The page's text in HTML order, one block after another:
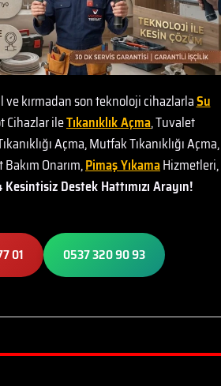
ve kırmadan son teknoloji cihazlarlaSu
Cihazlar ileTıkanıklık Açma, Tuvalet
Açma, Mutfak Tıkanıklığı Açma,
Bakım Onarım,Pimaş YıkamaHizmetleri,
Destek Hattımızı Arayın!
01 0537 320 90 93